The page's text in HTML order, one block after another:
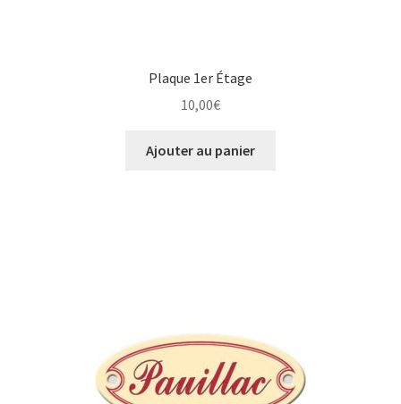
Plaque 1er Étage
10,00€
Ajouter au panier